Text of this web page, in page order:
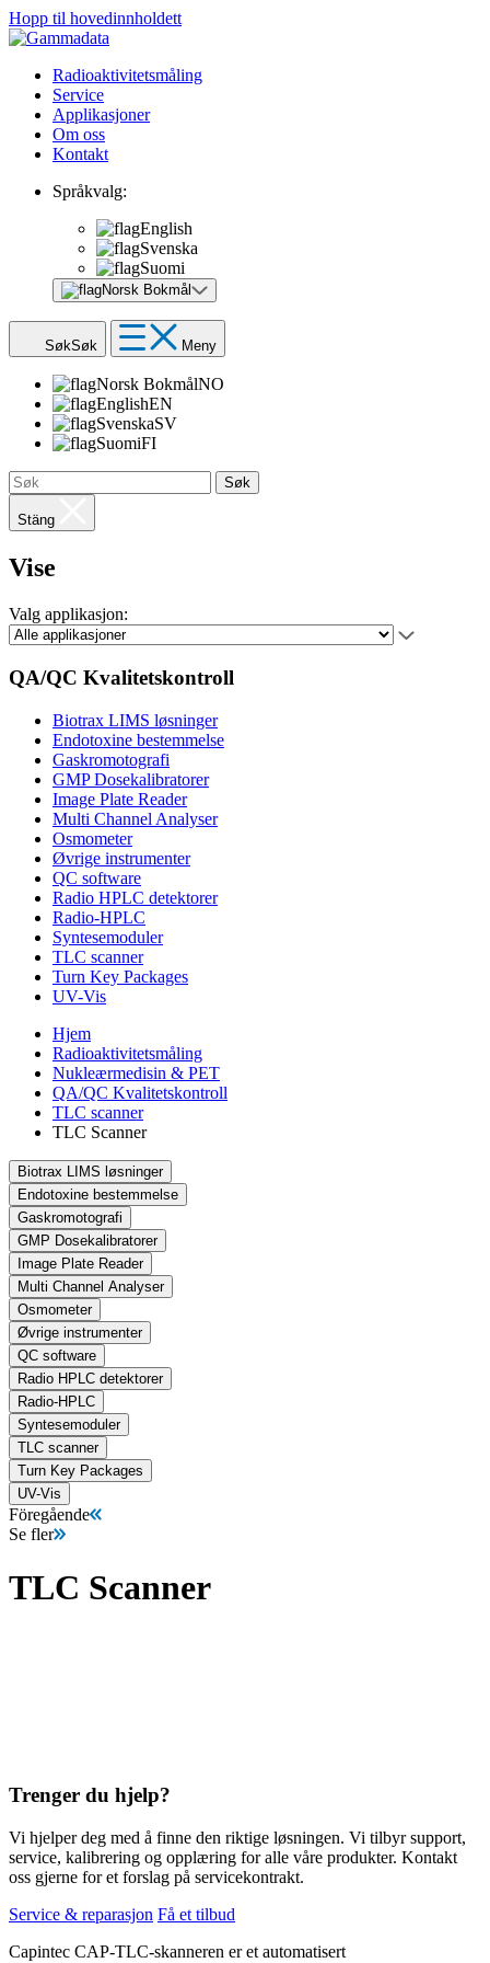
Hopp til hovedinnholdett
Radioaktivitetsmåling
Service
Applikasjoner
Om oss
Kontakt
Språkvalg:
English
Svenska
Suomi
Norsk Bokmål
SøkSøk Meny
Norsk BokmålNO
EnglishEN
SvenskaSV
SuomiFI
Søk
Stäng
Vise
Valg applikasjon:
QA/QC Kvalitetskontroll
Biotrax LIMS løsninger
Endotoxine bestemmelse
Gaskromotografi
GMP Dosekalibratorer
Image Plate Reader
Multi Channel Analyser
Osmometer
Øvrige instrumenter
QC software
Radio HPLC detektorer
Radio-HPLC
Syntesemoduler
TLC scanner
Turn Key Packages
UV-Vis
Hjem
Radioaktivitetsmåling
Nukleærmedisin & PET
QA/QC Kvalitetskontroll
TLC scanner
TLC Scanner
Biotrax LIMS løsninger
Endotoxine bestemmelse
Gaskromotografi
GMP Dosekalibratorer
Image Plate Reader
Multi Channel Analyser
Osmometer
Øvrige instrumenter
QC software
Radio HPLC detektorer
Radio-HPLC
Syntesemoduler
TLC scanner
Turn Key Packages
UV-Vis
Föregående
Se fler
TLC Scanner
Trenger du hjelp?
Vi hjelper deg med å finne den riktige løsningen. Vi tilbyr support,
service, kalibrering og opplæring for alle våre produkter. Kontakt
oss gjerne for et forslag på servicekontrakt.
Service & reparasjon Få et tilbud
Capintec CAP-TLC-skanneren er et automatisert